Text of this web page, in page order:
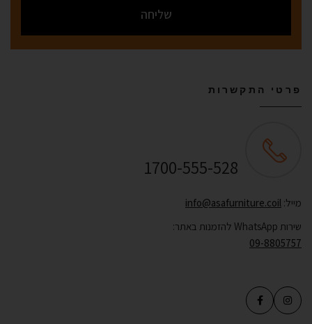
שליחה
פרטי התקשרות
1700-555-528
מייל: info@asafurniture.coil
שירות WhatsApp להזמנות באתר:
09-8805757